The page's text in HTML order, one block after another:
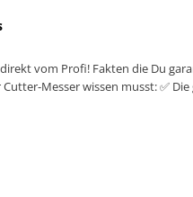
vom Profi! Fakten die Du
Messer wissen musst: ✅